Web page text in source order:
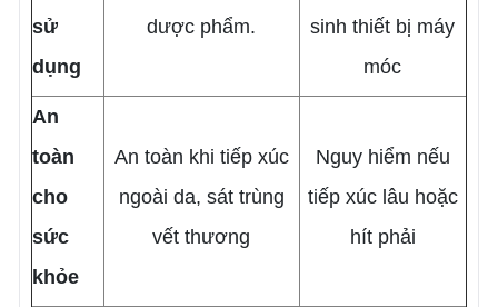
sử
dụng
dược phẩm.
sinh thiết bị máy
móc
An
toàn
cho
sức
khỏe
An toàn khi tiếp xúc
ngoài da, sát trùng
vết thương
Nguy hiểm nếu
tiếp xúc lâu hoặc
hít phải